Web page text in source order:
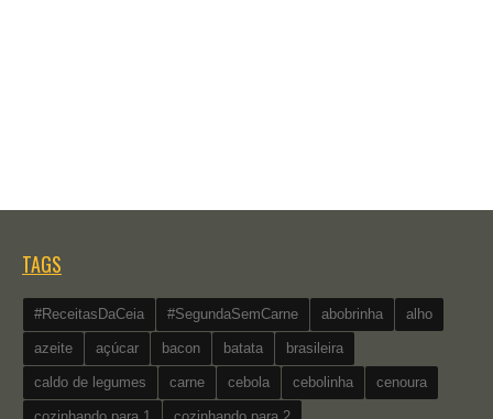
TAGS
#ReceitasDaCeia #SegundaSemCarne abobrinha alho
azeite açúcar bacon batata brasileira
caldo de legumes carne cebola cebolinha cenoura